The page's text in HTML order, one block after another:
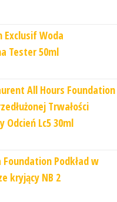
Exclusif Woda
Tester 50ml
All Hours Foundation
Trwałości
Odcień Lc5 30ml
Podkład w
kryjący NB 2